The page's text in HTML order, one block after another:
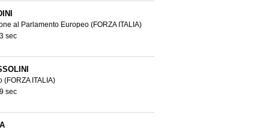
al Parlamento Europeo (FORZA ITALIA)
sec
(FORZA ITALIA)
sec